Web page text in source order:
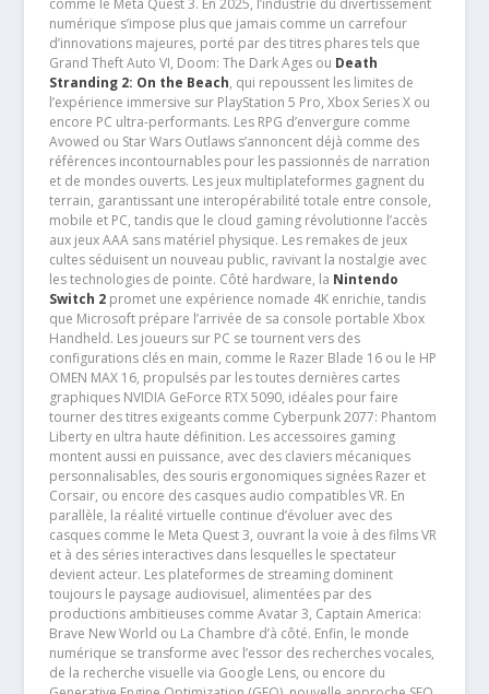
numérique s’impose plus que jamais comme un carrefour
d’innovations majeures, porté par des titres phares tels que
Grand Theft Auto VI, Doom: The Dark Ages ou Death
Stranding 2: On the Beach, qui repoussent les limites de
l’expérience immersive sur PlayStation 5 Pro, Xbox Series X ou
encore PC ultra-performants. Les RPG d’envergure comme
Avowed ou Star Wars Outlaws s’annoncent déjà comme des
références incontournables pour les passionnés de narration
et de mondes ouverts. Les jeux multiplateformes gagnent du
terrain, garantissant une interopérabilité totale entre console,
mobile et PC, tandis que le cloud gaming révolutionne l’accès
aux jeux AAA sans matériel physique. Les remakes de jeux
cultes séduisent un nouveau public, ravivant la nostalgie avec
les technologies de pointe. Côté hardware, la Nintendo
Switch 2promet une expérience nomade 4K enrichie, tandis
que Microsoft prépare l’arrivée de sa console portable Xbox
Handheld. Les joueurs sur PC se tournent vers des
configurations clés en main, comme le Razer Blade 16 ou le HP
OMEN MAX 16, propulsés par les toutes dernières cartes
graphiques NVIDIA GeForce RTX 5090, idéales pour faire
tourner des titres exigeants comme Cyberpunk 2077: Phantom
Liberty en ultra haute définition. Les accessoires gaming
montent aussi en puissance, avec des claviers mécaniques
personnalisables, des souris ergonomiques signées Razer et
Corsair, ou encore des casques audio compatibles VR. En
parallèle, la réalité virtuelle continue d’évoluer avec des
casques comme le Meta Quest 3, ouvrant la voie à des films VR
et à des séries interactives dans lesquelles le spectateur
devient acteur. Les plateformes de streaming dominent
toujours le paysage audiovisuel, alimentées par des
productions ambitieuses comme Avatar 3, Captain America:
Brave New World ou La Chambre d’à côté. Enfin, le monde
numérique se transforme avec l’essor des recherches vocales,
de la recherche visuelle via Google Lens, ou encore du